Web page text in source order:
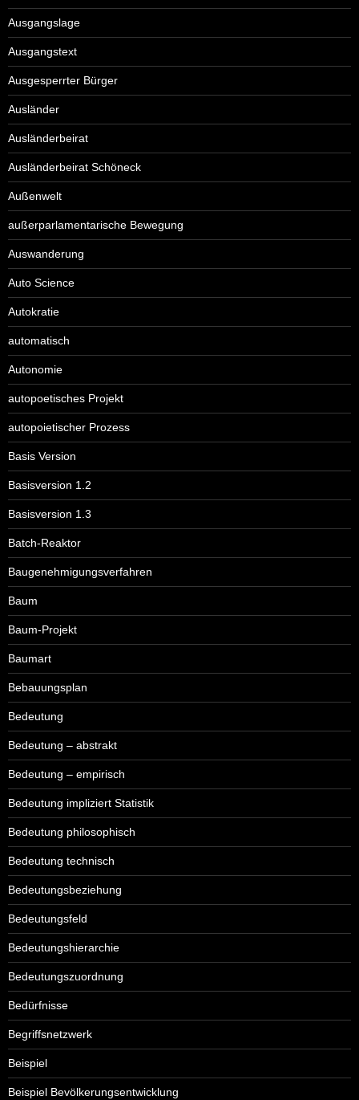
Ausgangslage
Ausgangstext
Ausgesperrter Bürger
Ausländer
Ausländerbeirat
Ausländerbeirat Schöneck
Außenwelt
außerparlamentarische Bewegung
Auswanderung
Auto Science
Autokratie
automatisch
Autonomie
autopoetisches Projekt
autopoietischer Prozess
Basis Version
Basisversion 1.2
Basisversion 1.3
Batch-Reaktor
Baugenehmigungsverfahren
Baum
Baum-Projekt
Baumart
Bebauungsplan
Bedeutung
Bedeutung – abstrakt
Bedeutung – empirisch
Bedeutung impliziert Statistik
Bedeutung philosophisch
Bedeutung technisch
Bedeutungsbeziehung
Bedeutungsfeld
Bedeutungshierarchie
Bedeutungszuordnung
Bedürfnisse
Begriffsnetzwerk
Beispiel
Beispiel Bevölkerungsentwicklung